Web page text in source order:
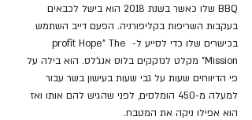
BBQ שלו כאשר בשנת 2018 הוא בישל לכבאים
בעקבות השריפות בקליפורניה. הפעם דייב השתמש
בכישרים שלו כדי לסייע ל- profit Hope" The
Mission" מקלט לנזקקים בלוס אנג'לס. הוא בילה על
פי הדיווחים שעות על גבי שעות בעישון בשר עבור
למעלה מ-450 הומלסים, לפני שהגיש להם אותו ואז
הוא אפילו ניקה את המטבח.